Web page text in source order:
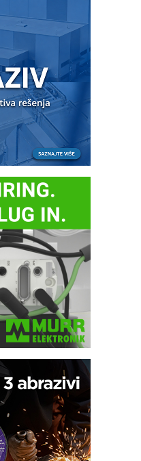
složenih
korist
mestu!